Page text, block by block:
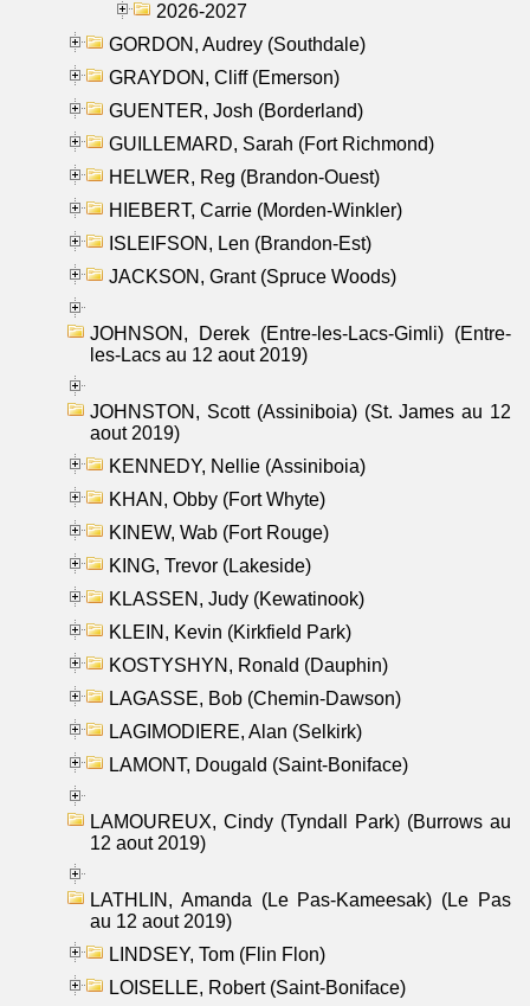
2026-2027
GORDON, Audrey (Southdale)
GRAYDON, Cliff (Emerson)
GUENTER, Josh (Borderland)
GUILLEMARD, Sarah (Fort Richmond)
HELWER, Reg (Brandon-Ouest)
HIEBERT, Carrie (Morden-Winkler)
ISLEIFSON, Len (Brandon-Est)
JACKSON, Grant (Spruce Woods)
JOHNSON, Derek (Entre-les-Lacs-Gimli) (Entre-
les-Lacs au 12 aout 2019)
JOHNSTON, Scott (Assiniboia) (St. James au 12
aout 2019)
KENNEDY, Nellie (Assiniboia)
KHAN, Obby (Fort Whyte)
KINEW, Wab (Fort Rouge)
KING, Trevor (Lakeside)
KLASSEN, Judy (Kewatinook)
KLEIN, Kevin (Kirkfield Park)
KOSTYSHYN, Ronald (Dauphin)
LAGASSE, Bob (Chemin-Dawson)
LAGIMODIERE, Alan (Selkirk)
LAMONT, Dougald (Saint-Boniface)
LAMOUREUX, Cindy (Tyndall Park) (Burrows au
12 aout 2019)
LATHLIN, Amanda (Le Pas-Kameesak) (Le Pas
au 12 aout 2019)
LINDSEY, Tom (Flin Flon)
LOISELLE, Robert (Saint-Boniface)